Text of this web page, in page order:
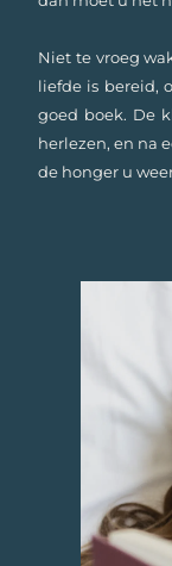
Niet te vroeg
liefde is bereid,
goed boek. De
herlezen, en na
de honger u